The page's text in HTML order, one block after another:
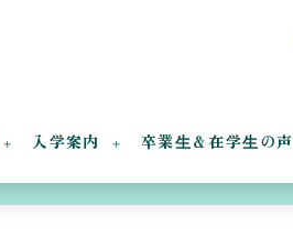
入学案内 卒業⽣＆在学⽣の声